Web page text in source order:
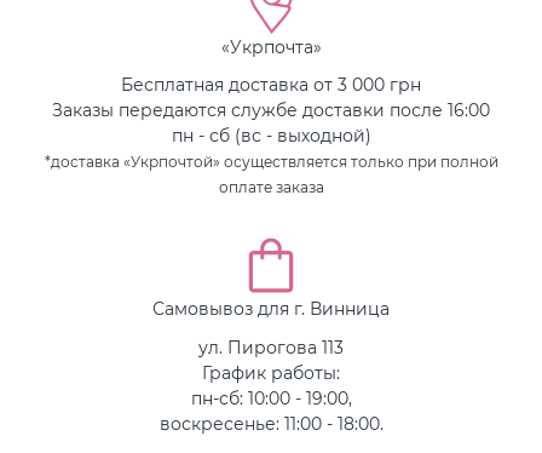
«Укрпочта»
Бесплатная доставка от 3 000 грн
Заказы передаются службе доставки после 16:00
пн - сб (вс - выходной)
*доставка «Укрпочтой» осуществляется только при полной
оплате заказа
Самовывоз для г. Винница
ул. Пирогова 113
График работы:
пн-сб: 10:00 - 19:00,
воскресенье: 11:00 - 18:00.